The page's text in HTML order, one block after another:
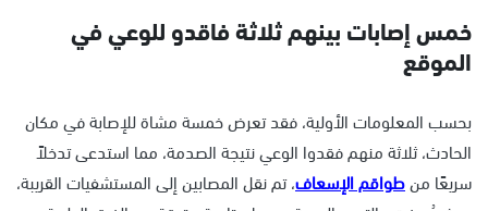
خمس إصابات بينهم ثلاثة فاقدو للوعي في
الموقع
بحسب المعلومات الأولية، فقد تعرض خمسة مشاة للإصابة في مكان
الحادث، ثلاثة منهم فقدوا الوعي نتيجة الصدمة، مما استدعى تدخلاً
سريعًا منطواقم الإسعاف، تم نقل المصابين إلى المستشفيات القريبة،